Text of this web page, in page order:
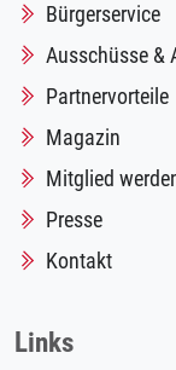
Bürgerservice
Ausschüsse &
Partnervorteile
Magazin
Mitglied
Presse
Kontakt
Links